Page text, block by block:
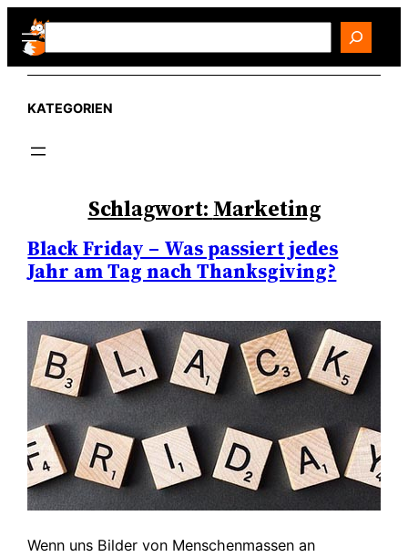
Zum
Inhalt
springen
Search
KATEGORIEN
Schlagwort:Marketing
Black Friday – Was passiert jedes
Jahr am Tag nach Thanksgiving?
Wenn uns Bilder von Menschenmassen an